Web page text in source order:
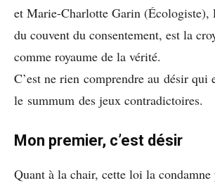
et Marie-Charlotte Garin (Écologiste),
du couvent du consentement, est la
comme royaume de la vérité.
C’est ne rien comprendre au désir qui
le summum des jeux contradictoires.
Mon premier, c’est désir
Quant à la chair, cette loi la